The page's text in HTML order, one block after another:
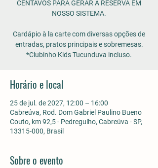
CENTAVOS PARA GERAR A RESERVA EM
NOSSO SISTEMA.
Cardápio à la carte com diversas opções de
entradas, pratos principais e sobremesas.
*Clubinho Kids Tucunduva incluso.
Horário e local
25 de jul. de 2027, 12:00 – 16:00
Cabreúva, Rod. Dom Gabriel Paulino Bueno
Couto, km 92,5 - Pedregulho, Cabreúva - SP,
13315-000, Brasil
Sobre o evento